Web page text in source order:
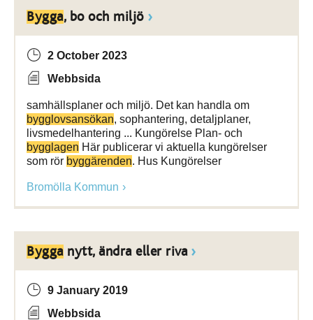
Bygga, bo och miljö
2 October 2023
Webbsida
samhällsplaner och miljö. Det kan handla om
bygglovsansökan, sophantering, detaljplaner,
livsmedelhantering ... Kungörelse Plan- och
bygglagen Här publicerar vi aktuella kungörelser
som rör byggärenden. Hus Kungörelser
Bromölla Kommun
Bygganytt, ändra eller riva
9 January 2019
Webbsida